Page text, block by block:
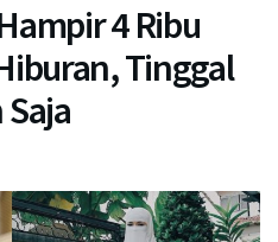
4 Ribu
Tinggal